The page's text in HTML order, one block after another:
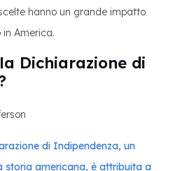
hanno un grande impatto
America.
Dichiarazione di
di Indipendenza, un
storia americana, è attribuita a